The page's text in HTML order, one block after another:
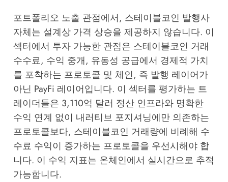
포트폴리오 노출 관점에서, 스테이블코인 발행사
자체는 설계상 가격 상승을 제공하지 않습니다. 이
섹터에서 투자 가능한 관점은 스테이블코인 거래
수수료, 수익 중개, 유동성 공급에서 경제적 가치
를 포착하는 프로토콜 및 체인, 즉 발행 레이어가
아닌 PayFi 레이어입니다. 이 섹터를 평가하는 트
레이더들은 3,110억 달러 정산 인프라와 명확한
수익 연계 없이 내러티브 포지셔닝에만 의존하는
프로토콜보다, 스테이블코인 거래량에 비례해 수
수료 수익이 증가하는 프로토콜을 우선시해야 합
니다. 이 수익 지표는 온체인에서 실시간으로 추적
가능합니다.